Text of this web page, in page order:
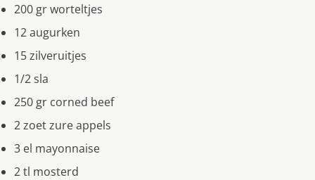
200 gr worteltjes
12 augurken
15 zilveruitjes
1/2 sla
250 gr corned beef
2 zoet zure appels
3 el mayonnaise
2 tl mosterd